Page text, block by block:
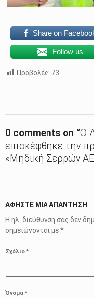
Share on
Follow us
Προβολές: 73
0 comments on “Ο
επισκέφθηκε την
«Μηδική Σερρών
ΑΦΉΣΤΕ ΜΙΑ ΑΠΆΝΤΗΣΗ
Η ηλ. διεύθυνση σας δεν
σημειώνονται με*
Σχόλιο*
Όνομα*